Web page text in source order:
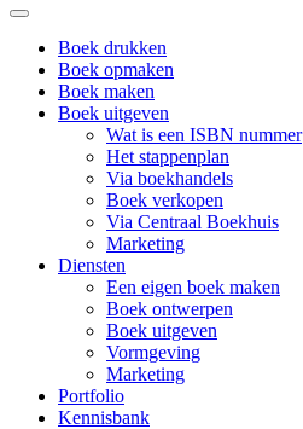
Boek drukken
Boek opmaken
Boek maken
Boek uitgeven
Wat is een ISBN nummer
Het stappenplan
Via boekhandels
Boek verkopen
Via Centraal Boekhuis
Marketing
Diensten
Een eigen boek maken
Boek ontwerpen
Boek uitgeven
Vormgeving
Marketing
Portfolio
Kennisbank